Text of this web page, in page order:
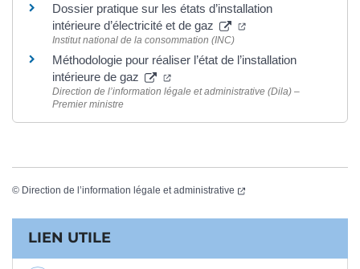
Dossier pratique sur les états d’installation
intérieure d’électricité et de gaz
(ouverture dans un
Institut national de la consommation (INC)
Méthodologie pour réaliser l’état de l’installation
intérieure de gaz
(ouverture dans un nouvel onglet)
Direction de l’information légale et administrative (Dila) –
Premier ministre
© Direction de l’information légale et administrative (ouverture dans un
Informations complémentaires
LIEN UTILE